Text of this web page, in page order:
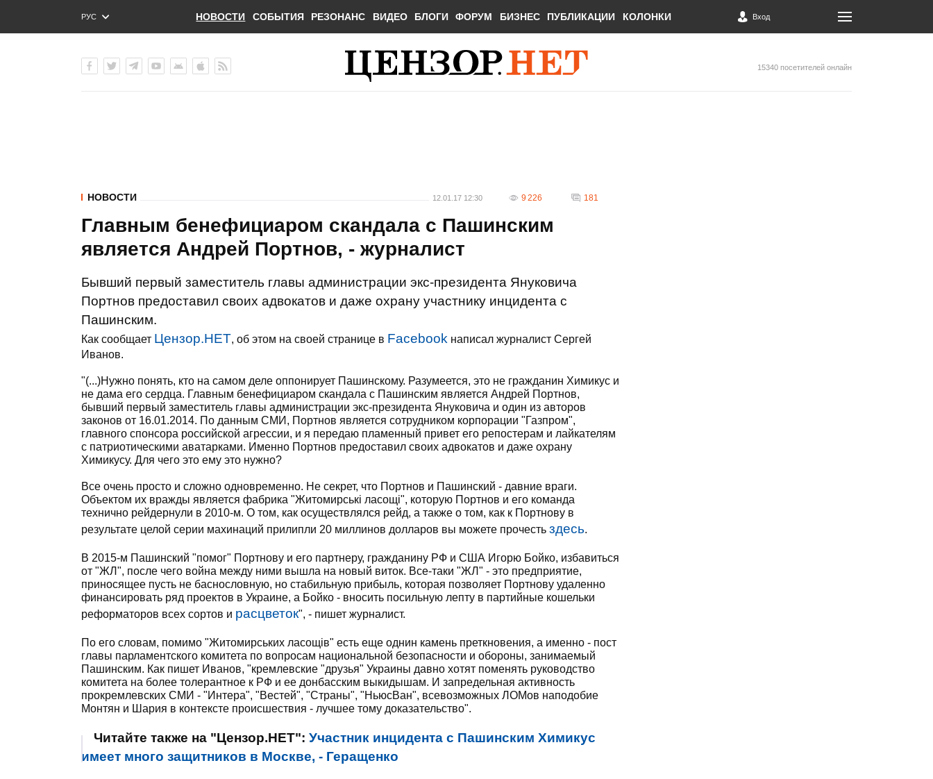
РУС
ENG
НОВОСТИ СОБЫТИЯ РЕЗОНАНС ВИДЕО БЛОГИ ФОРУМ БИЗНЕС ПУБЛИКАЦИИ КОЛОНКИ Вход
15340 посетителей онлайн
НОВОСТИ 12.01.17 12:30 9 226 181
Главным бенефициаром скандала с Пашинским
является Андрей Портнов, - журналист
Бывший первый заместитель главы администрации экс-президента Януковича
Портнов предоставил своих адвокатов и даже охрану участнику инцидента с
Пашинским.
Как сообщает Цензор.НЕТ, об этом на своей странице в Facebook написал журналист Сергей
Иванов.
"(...)Нужно понять, кто на самом деле оппонирует Пашинскому. Разумеется, это не гражданин Химикус и
не дама его сердца. Главным бенефициаром скандала с Пашинским является Андрей Портнов,
бывший первый заместитель главы администрации экс-президента Януковича и один из авторов
законов от 16.01.2014. По данным СМИ, Портнов является сотрудником корпорации "Газпром",
главного спонсора российской агрессии, и я передаю пламенный привет его репостерам и лайкателям
с патриотическими аватарками. Именно Портнов предоставил своих адвокатов и даже охрану
Химикусу. Для чего это ему это нужно?
Все очень просто и сложно одновременно. Не секрет, что Портнов и Пашинский - давние враги.
Объектом их вражды является фабрика "Житомирські ласощі", которую Портнов и его команда
технично рейдернули в 2010-м. О том, как осуществлялся рейд, а также о том, как к Портнову в
результате целой серии махинаций прилипли 20 миллинов долларов вы можете прочесть здесь.
В 2015-м Пашинский "помог" Портнову и его партнеру, гражданину РФ и США Игорю Бойко, избавиться
от "ЖЛ", после чего война между ними вышла на новый виток. Все-таки "ЖЛ" - это предприятие,
приносящее пусть не баснословную, но стабильную прибыль, которая позволяет Портнову удаленно
финансировать ряд проектов в Украине, а Бойко - вносить посильную лепту в партийные кошельки
реформаторов всех сортов и расцветок", - пишет журналист.
По его словам, помимо "Житомирських ласощів" есть еще однин камень преткновения, а именно - пост
главы парламентского комитета по вопросам национальной безопасности и обороны, занимаемый
Пашинским. Как пишет Иванов, "кремлевские "друзья" Украины давно хотят поменять руководство
комитета на более толерантное к РФ и ее донбасским выкидышам. И запредельная активность
прокремлевских СМИ - "Интера", "Вестей", "Страны", "НьюсВан", всевозможных ЛОМов наподобие
Монтян и Шария в контексте происшествия - лучшее тому доказательство".
Читайте также на "Цензор.НЕТ": Участник инцидента с Пашинским Химикус
имеет много защитников в Москве, - Геращенко